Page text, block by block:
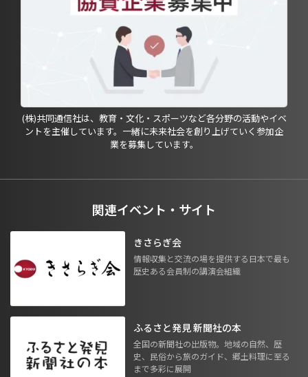
(株)共同通信社は、教育・文化・スポーツなど各分野の活動やイベ
ントを主催しています。一緒に未来社会を創り上げていく参加企
業を募集しています。
関連イベント・サイト
きさらぎ会
情報収集と交流の場を提供する日本で最も
歴史ある会員制の講演会組織
ふるさと発見 新聞社の本
全国の新聞社の出版物。地域の自然、歴
史、民俗から旅のガイド、郷土料理に至る
まで多彩に展開